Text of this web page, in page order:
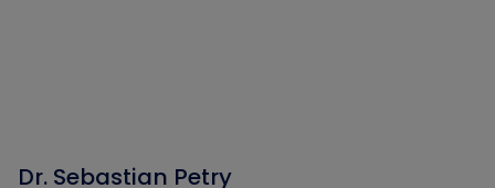
Dr. Sebastian Petry